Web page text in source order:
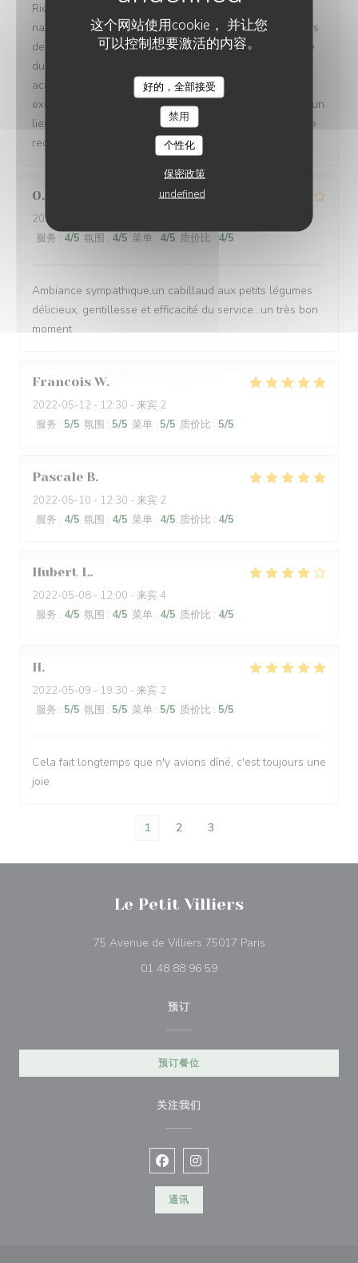
这个网站使用cookie， 并让您
可以控制想要激活的内容。
好的，全部接受
禁用
个性化
保密政策
undefined
Rien à redire. Cadre petit bistro sympathique avec ses
nappes carreaux rouges., terrasse agréable en ces jours
de beau temps, service rapide et souriant. Fidèle adepte
du carpaccio, celui ci est excellent et généreux,
accompagné d’excellentes frites maison et d’une stade
exceptionnellement bien assaisonnée. Cela va devenir un
lieu de rendez vous pour reapas avec mes enfants. Je le
recommande sans retenue
O
2022-05-11
服务 : 4/5 氛围 : 4/5 菜单 : 4/5 质价比 : 4/5
Ambiance sympathique,un cabillaud aux petits légumes
délicieux, gentillesse et efficacité du service...un très bon
moment
Francois W
2022-05-12 - 12:30 - 来宾 2
服务 : 5/5 氛围 : 5/5 菜单 : 5/5 质价比 : 5/5
Pascale B
2022-05-10 - 12:30 - 来宾 2
服务 : 4/5 氛围 : 4/5 菜单 : 4/5 质价比 : 4/5
Hubert L
2022-05-08 - 12:00 - 来宾 4
服务 : 4/5 氛围 : 4/5 菜单 : 4/5 质价比 : 4/5
H
2022-05-09 - 19:30 - 来宾 2
服务 : 5/5 氛围 : 5/5 菜单 : 5/5 质价比 : 5/5
Cela fait longtemps que n'y avions dîné, c'est toujours une
joie
1 2 3
Le Petit Villiers
75 Avenue de Villiers 75017 Paris((在新窗口中打开))
01 48 88 96 59
预订
预订餐位
关注我们
Facebook ((在新窗口中打开))
Instagram ((在新窗口中打开))
通讯
LE PETIT VILLIERS